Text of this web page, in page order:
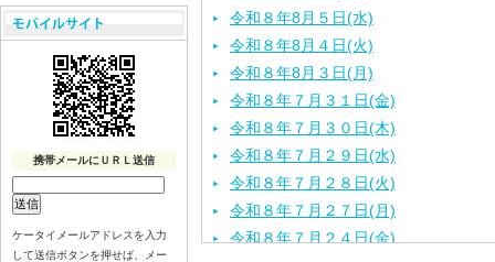
令和８年8月５日(水)
令和８年8月４日(火)
令和８年8月３日(月)
令和８年７月３１日(金)
令和８年７月３０日(木)
令和８年７月２９日(水)
令和８年７月２８日(火)
令和８年７月２７日(月)
令和８年７月２４日(金)
携帯メールにＵＲＬ送信
ケータイメールアドレスを入力
して送信ボタンを押せば、メー